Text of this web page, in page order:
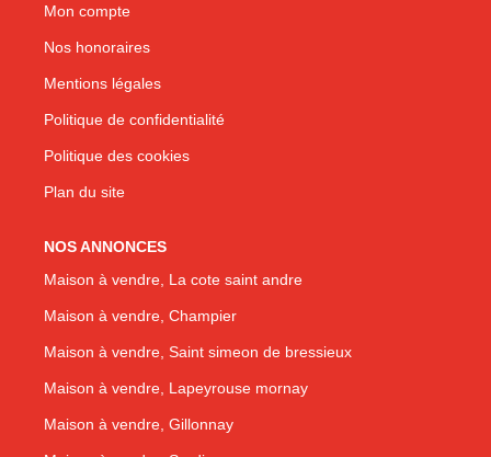
Mon compte
Nos honoraires
Mentions légales
Politique de confidentialité
Politique des cookies
Plan du site
NOS ANNONCES
Maison à vendre, La cote saint andre
Maison à vendre, Champier
Maison à vendre, Saint simeon de bressieux
Maison à vendre, Lapeyrouse mornay
Maison à vendre, Gillonnay